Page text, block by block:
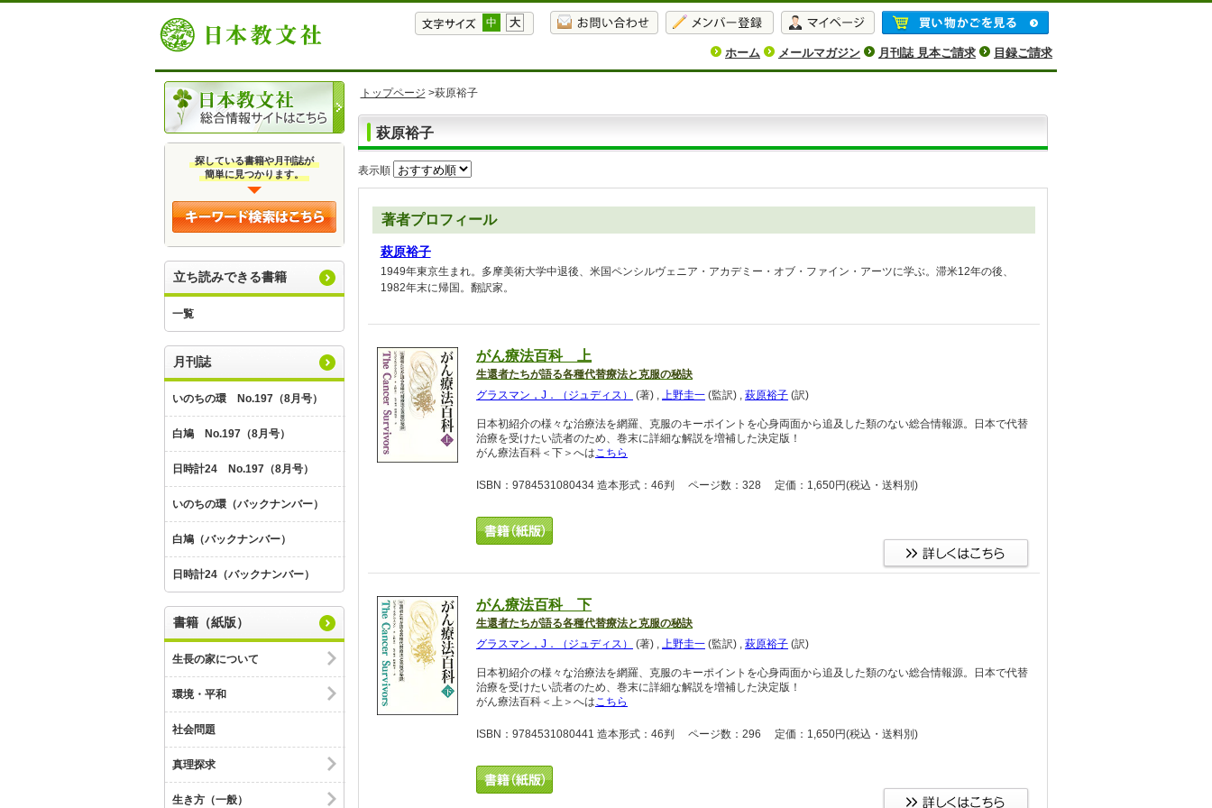
中 大
ホーム メールマガジン 月刊誌 見本ご請求 目録ご請求
探している書籍や月刊誌が
簡単に見つかります。
立ち読みできる書籍
一覧
月刊誌
いのちの環 No.197（8月号）
白鳩 No.197（8月号）
日時計24 No.197（8月号）
いのちの環（バックナンバー）
白鳩（バックナンバー）
日時計24（バックナンバー）
書籍（紙版）
生長の家について
環境・平和
社会問題
真理探求
生き方（一般）
トップページ >萩原裕子
萩原裕子
表示順
著者プロフィール
萩原裕子
1949年東京生まれ。多摩美術大学中退後、米国ペンシルヴェニア・アカデミー・オブ・ファイン・アーツに学ぶ。滞米12年の後、
1982年末に帰国。翻訳家。
がん療法百科 上
生還者たちが語る各種代替療法と克服の秘訣
グラスマン，J．（ジュディス）
(著) , 上野圭一 (監訳) , 萩原裕子 (訳)
日本初紹介の様々な治療法を網羅、克服のキーポイントを心身両面から追及した類のない総合情報源。日本で代替
治療を受けたい読者のため、巻末に詳細な解説を増補した決定版！
がん療法百科＜下＞へはこちら
ISBN：9784531080434 造本形式：46判 ページ数：328 定価：1,650円(税込・送料別)
がん療法百科 下
生還者たちが語る各種代替療法と克服の秘訣
グラスマン，J．（ジュディス）
(著) , 上野圭一 (監訳) , 萩原裕子 (訳)
日本初紹介の様々な治療法を網羅、克服のキーポイントを心身両面から追及した類のない総合情報源。日本で代替
治療を受けたい読者のため、巻末に詳細な解説を増補した決定版！
がん療法百科＜上＞へはこちら
ISBN：9784531080441 造本形式：46判 ページ数：296 定価：1,650円(税込・送料別)